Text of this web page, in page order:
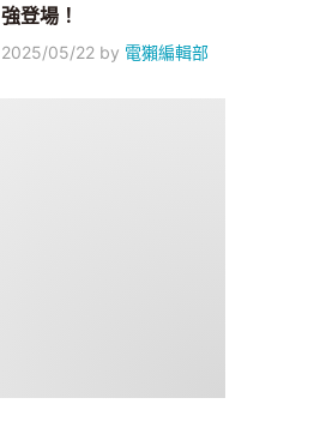
強登場！
2025/05/22 by 電獺編輯部